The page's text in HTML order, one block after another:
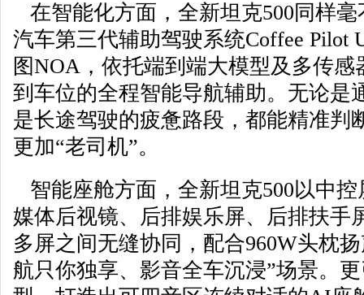
在智能化方面，全新坦克500同样
汽车第三代辅助驾驶系统Coffee Pilot
图NOA，依托端到端大模型及多传
到车位的全程智能导航辅助。无论是
是长途驾驶的疲惫路段，都能精准判
更加“老司机”。
智能座舱方面，全新坦克500以中
媒体后视镜、后排娱乐屏、后排扶手
多屏之间无缝协同，配合960W头枕
航只你独享、影音全车沉浸”场景。